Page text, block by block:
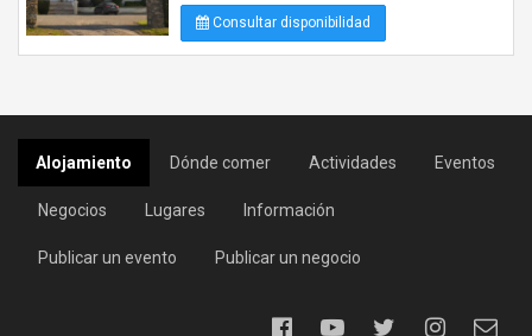
Consultar disponibilidad
Alojamiento Dónde comer Actividades Eventos
Negocios Lugares Información
Publicar un evento Publicar un negocio